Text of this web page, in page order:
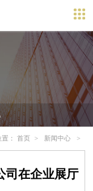
： 首页 > 新闻中心 >
司在企业展厅